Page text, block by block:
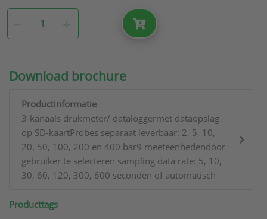
Download brochure
Productinformatie
3-kanaals drukmeter/ dataloggermet dataopslag
op SD-kaartProbes separaat leverbaar: 2, 5, 10,
20, 50, 100, 200 en 400 bar9 meeteenhedendoor
gebruiker te selecteren sampling data rate: 5, 10,
30, 60, 120, 300, 600 seconden of automatisch
Producttags